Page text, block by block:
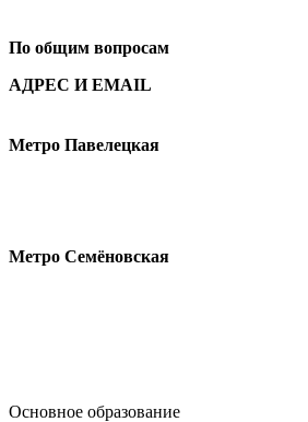
По общим вопросам
АДРЕС И EMAIL
Метро Павелецкая
Метро Семёновская
Основное образование